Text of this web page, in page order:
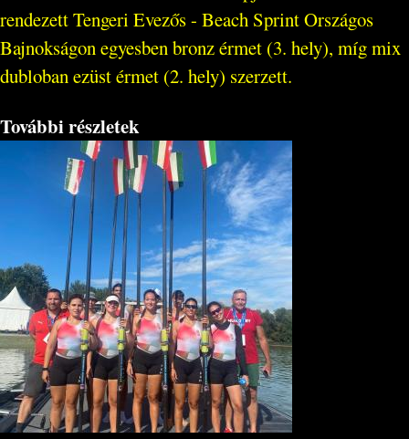
rendezett Tengeri Evezős - Beach Sprint Országos
Bajnokságon egyesben bronz érmet (3. hely), míg mix
dubloban ezüst érmet (2. hely) szerzett.
További részletek